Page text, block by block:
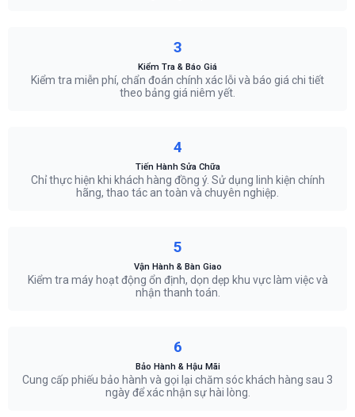
3
Kiểm Tra & Báo Giá
Kiểm tra miễn phí, chẩn đoán chính xác lỗi và báo giá chi tiết
theo bảng giá niêm yết.
4
Tiến Hành Sửa Chữa
Chỉ thực hiện khi khách hàng đồng ý. Sử dụng linh kiện chính
hãng, thao tác an toàn và chuyên nghiệp.
5
Vận Hành & Bàn Giao
Kiểm tra máy hoạt động ổn định, dọn dẹp khu vực làm việc và
nhận thanh toán.
6
Bảo Hành & Hậu Mãi
Cung cấp phiếu bảo hành và gọi lại chăm sóc khách hàng sau 3
ngày để xác nhận sự hài lòng.